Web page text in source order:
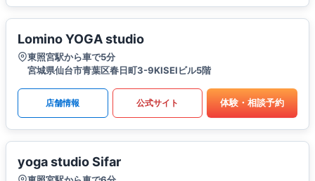
Lomino YOGA studio
東照宮駅から車で5分
宮城県仙台市青葉区春日町3-9KISEIビル5階
店舗情報 公式サイト 体験・相談予約
yoga studio Sifar